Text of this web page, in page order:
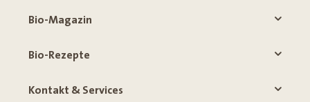
Bio-Magazin
Bio-Rezepte
Kontakt & Services